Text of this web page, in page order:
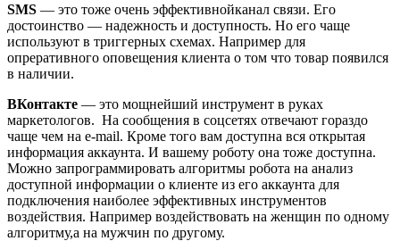
SMS — это тоже очень эффективнойканал связи. Его
достоинство — надежность и доступность. Но его чаще
используют в триггерных схемах. Например для
опреративного оповещения клиента о том что товар появился
в наличии.
ВКонтакте — это мощнейший инструмент в руках
маркетологов. На сообщения в соцсетях отвечают гораздо
чаще чем на e-mail. Кроме того вам доступна вся открытая
информация аккаунта. И вашему роботу она тоже доступна.
Можно запрограммировать алгоритмы робота на анализ
доступной информации о клиенте из его аккаунта для
подключения наиболее эффективных инструментов
воздействия. Например воздействовать на женщин по одному
алгоритму,а на мужчин по другому.